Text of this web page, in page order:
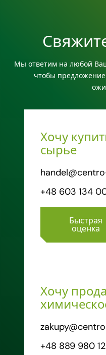
Мы ответим на любой
чтобы
Хочу
сырье
+48 603 134
Быстрая
оценка
Хочу
+48 889 980